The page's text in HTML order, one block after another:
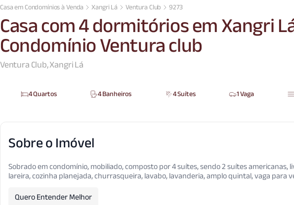
Casa em Condomínios à Venda Xangri Lá Ventura Club 9273
Casa com 4 dormitórios em Xangri
Condomínio Ventura club
Ventura Club, Xangri Lá
4 Quartos 4 Banheiros 4 Suítes 1 Vaga
Sobre o Imóvel
Sobrado em condomínio, mobiliado, composto por 4 suítes, sendo 2 suítes americanas,
lareira, cozinha planejada, churrasqueira, lavabo, lavanderia, amplo quintal, vaga para
Quero Entender Melhor